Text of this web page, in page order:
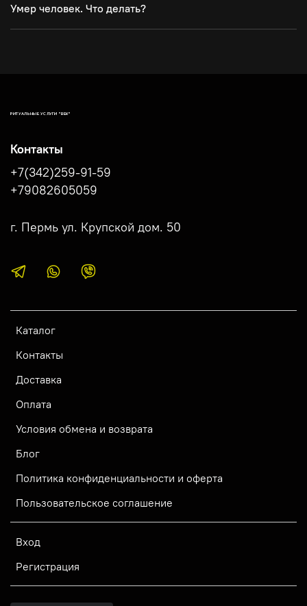
Умер человек. Что делать?
РИТУАЛЬНЫЕ УСЛУГИ "ВЕК"
Каталог
Контакты
Доставка
Оплата
Условия обмена и возврата
Блог
Политика конфиденциальности и оферта
Пользовательское соглашение
Вход
Регистрация
Контакты
+7(342)259-91-59
+79082605059
г. Пермь ул. Крупской дом. 50